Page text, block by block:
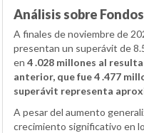
Análisis sobre
A finales de noviembre de
presentan un superávit de
en 4 .028 millones al
anterior, que fue 4 .477
superávit representa
A pesar del aumento
crecimiento significativo en